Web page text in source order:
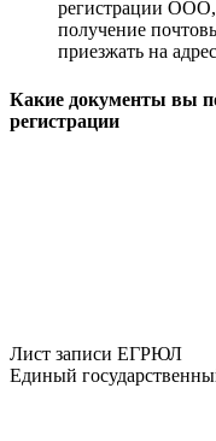
регистрации ООО,
получение
приезжать на
Какие документы вы
регистрации
Лист записи ЕГРЮЛ
Единый